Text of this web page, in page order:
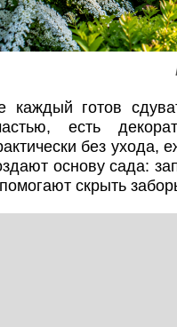
каждый готов
есть
без ухода,
основу сада:
скрыть